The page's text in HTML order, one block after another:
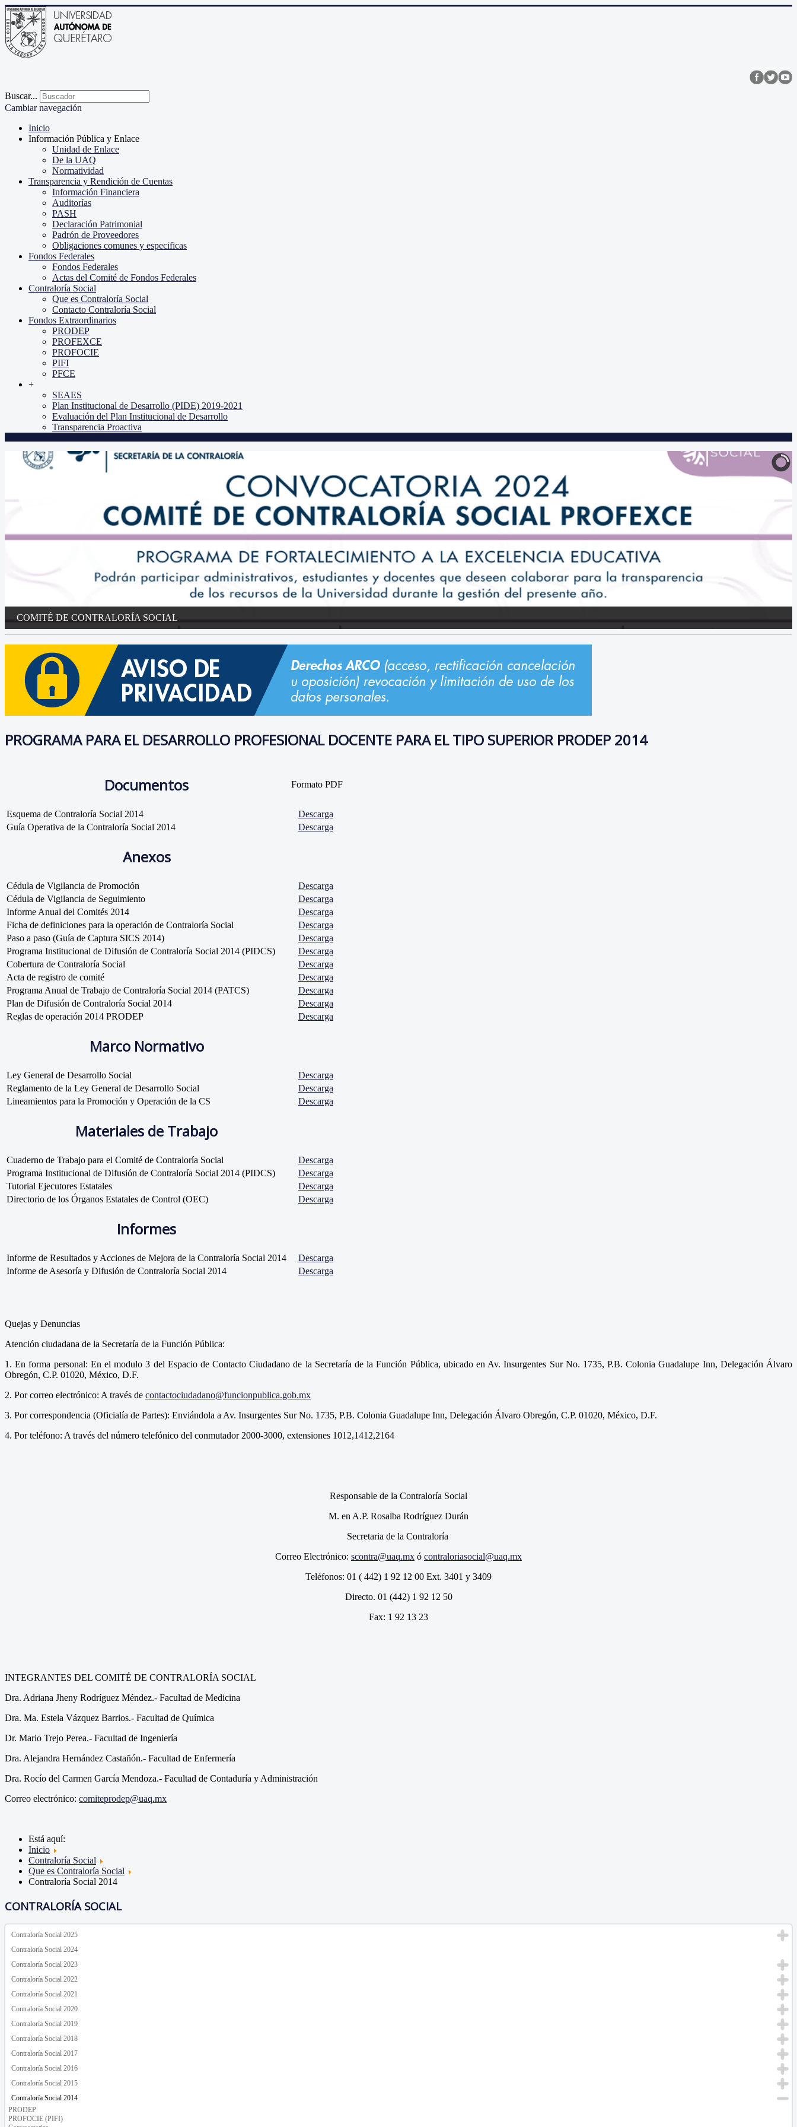
Buscar...
Cambiar navegación
Inicio
Información Pública y Enlace
Unidad de Enlace
De la UAQ
Normatividad
Transparencia y Rendición de Cuentas
Información Financiera
Auditorías
PASH
Declaración Patrimonial
Padrón de Proveedores
Obligaciones comunes y especificas
Fondos Federales
Fondos Federales
Actas del Comité de Fondos Federales
Contraloría Social
Que es Contraloría Social
Contacto Contraloría Social
Fondos Extraordinarios
PRODEP
PROFEXCE
PROFOCIE
PIFI
PFCE
+
SEAES
Plan Institucional de Desarrollo (PIDE) 2019-2021
Evaluación del Plan Institucional de Desarrollo
Transparencia Proactiva
COMITÉ DE CONTRALORÍA SOCIAL
PROGRAMA PARA EL DESARROLLO PROFESIONAL DOCENTE PARA EL TIPO SUPERIOR PRODEP 2014
Documentos Formato PDF
Esquema de Contraloría Social 2014
Descarga
Guía Operativa de la Contraloría Social 2014
Descarga
Anexos
Cédula de Vigilancia de Promoción
Descarga
Cédula de Vigilancia de Seguimiento
Descarga
Informe Anual del Comités 2014
Descarga
Ficha de definiciones para la operación de Contraloría Social
Descarga
Paso a paso (Guía de Captura SICS 2014)
Descarga
Programa Institucional de Difusión de Contraloría Social 2014 (PIDCS)
Descarga
Cobertura de Contraloría Social
Descarga
Acta de registro de comité
Descarga
Programa Anual de Trabajo de Contraloría Social 2014 (PATCS)
Descarga
Plan de Difusión de Contraloría Social 2014
Descarga
Reglas de operación 2014 PRODEP
Descarga
Marco Normativo
Ley General de Desarrollo Social
Descarga
Reglamento de la Ley General de Desarrollo Social
Descarga
Lineamientos para la Promoción y Operación de la CS
Descarga
Materiales de Trabajo
Cuaderno de Trabajo para el Comité de Contraloría Social
Descarga
Programa Institucional de Difusión de Contraloría Social 2014 (PIDCS)
Descarga
Tutorial Ejecutores Estatales
Descarga
Directorio de los Órganos Estatales de Control (OEC)
Descarga
Informes
Informe de Resultados y Acciones de Mejora de la Contraloría Social 2014
Descarga
Informe de Asesoría y Difusión de Contraloría Social 2014
Descarga
Quejas y Denuncias
Atención ciudadana de la Secretaría de la Función Pública:
1. En forma personal: En el modulo 3 del Espacio de Contacto Ciudadano de la Secretaría de la Función Pública, ubicado en Av. Insurgentes Sur No. 1735, P.B. Colonia Guadalupe Inn, Delegación Álvaro
Obregón, C.P. 01020, México, D.F.
2. Por correo electrónico: A través de contactociudadano@funcionpublica.gob.mx
3. Por correspondencia (Oficialía de Partes): Enviándola a Av. Insurgentes Sur No. 1735, P.B. Colonia Guadalupe Inn, Delegación Álvaro Obregón, C.P. 01020, México, D.F.
4. Por teléfono: A través del número telefónico del conmutador 2000-3000, extensiones 1012,1412,2164
Responsable de la Contraloría Social
M. en A.P. Rosalba Rodríguez Durán
Secretaria de la Contraloría
Correo Electrónico: scontra@uaq.mx ó contraloriasocial@uaq.mx
Teléfonos: 01 ( 442) 1 92 12 00 Ext. 3401 y 3409
Directo. 01 (442) 1 92 12 50
Fax: 1 92 13 23
INTEGRANTES DEL COMITÉ DE CONTRALORÍA SOCIAL
Dra. Adriana Jheny Rodríguez Méndez.- Facultad de Medicina
Dra. Ma. Estela Vázquez Barrios.- Facultad de Química
Dr. Mario Trejo Perea.- Facultad de Ingeniería
Dra. Alejandra Hernández Castañón.- Facultad de Enfermería
Dra. Rocío del Carmen García Mendoza.- Facultad de Contaduría y Administración
Correo electrónico: comiteprodep@uaq.mx
Está aquí:
Inicio
Contraloría Social
Que es Contraloría Social
Contraloría Social 2014
CONTRALORÍA SOCIAL
Contraloría Social 2025
Contraloría Social 2024
Contraloría Social 2023
Contraloría Social 2022
Contraloría Social 2021
Contraloría Social 2020
Contraloría Social 2019
Contraloría Social 2018
Contraloría Social 2017
Contraloría Social 2016
Contraloría Social 2015
Contraloría Social 2014
PRODEP
PROFOCIE (PIFI)